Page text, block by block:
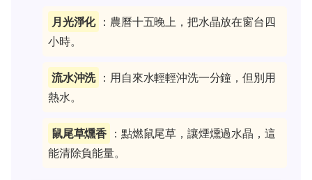
月光淨化 ：農曆十五晚上，把水晶放在窗台四
小時。
流水沖洗 ：用自來水輕輕沖洗一分鐘，但別用
熱水。
鼠尾草燻香 ：點燃鼠尾草，讓煙燻過水晶，這
能清除負能量。